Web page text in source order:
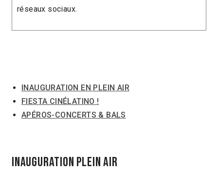
réseaux sociaux.
INAUGURATION EN PLEIN AIR
FIESTA CINÉLATINO !
APÉROS-CONCERTS & BALS
inauguration plein air